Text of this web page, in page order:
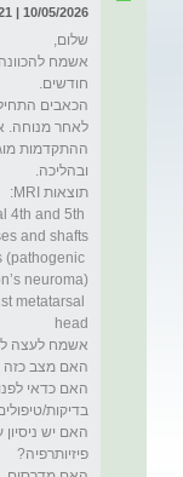
10/05/2026 | 17:21 | מאת: רועי
הכאבים
לאחר מנוחה.
ההתקדמות
4th and 5th
(pathogenic
metatarsal
האם כדאי
האם יש